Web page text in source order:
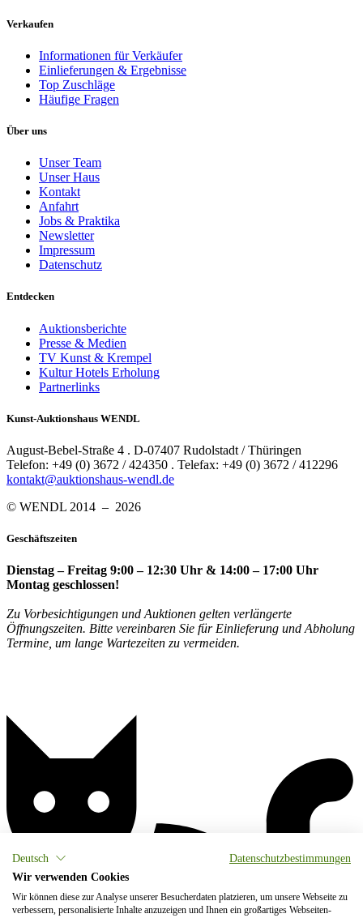
Verkaufen
Informationen für Verkäufer
Einlieferungen & Ergebnisse
Top Zuschläge
Häufige Fragen
Über uns
Unser Team
Unser Haus
Kontakt
Anfahrt
Jobs & Praktika
Newsletter
Impressum
Datenschutz
Entdecken
Auktionsberichte
Presse & Medien
TV Kunst & Krempel
Kultur Hotels Erholung
Partnerlinks
Kunst-Auktionshaus WENDL
August-Bebel-Straße 4 . D-07407 Rudolstadt / Thüringen
Telefon: +49 (0) 3672 / 424350 . Telefax: +49 (0) 3672 / 412296
kontakt@auktionshaus-wendl.de
© WENDL 2014 – 2026
Geschäftszeiten
Dienstag – Freitag 9:00 – 12:30 Uhr & 14:00 – 17:00 Uhr
Montag geschlossen!
Zu Vorbesichtigungen und Auktionen gelten verlängerte
Öffnungszeiten. Bitte vereinbaren Sie für Einlieferung und Abholung
Termine, um lange Wartezeiten zu vermeiden.
Deutsch
Datenschutzbestimmungen
Wir verwenden Cookies
Wir können diese zur Analyse unserer Besucherdaten platzieren, um unsere Webseite zu
verbessern, personalisierte Inhalte anzuzeigen und Ihnen ein großartiges Webseiten-